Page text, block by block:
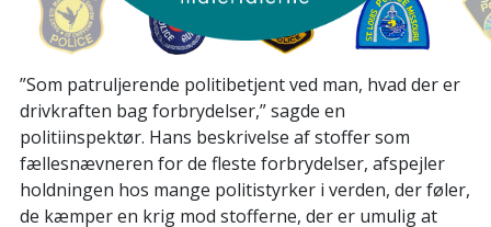
”Som patruljerende politibetjent ved man, hvad der er
drivkraften bag forbrydelser,” sagde en
politiinspektør. Hans beskrivelse af stoffer som
fællesnævneren for de fleste forbrydelser, afspejler
holdningen hos mange politistyrker i verden, der føler,
de kæmper en krig mod stofferne, der er umulig at